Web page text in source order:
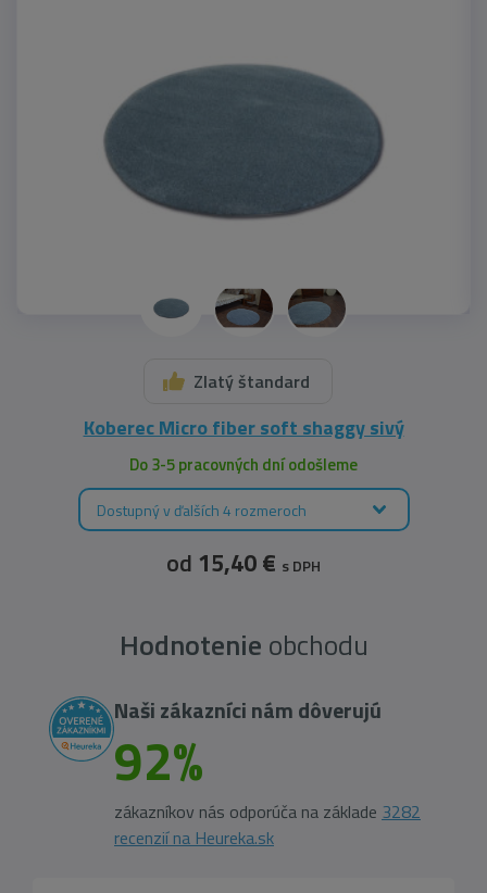
Zlatý štandard
Koberec Micro fiber soft shaggy sivý
Do 3-5 pracovných dní odošleme
Dostupný v ďalších 4 rozmeroch
od 15,40 € s DPH
Hodnotenie obchodu
Naši zákazníci nám dôverujú
92%
zákazníkov nás odporúča na základe 3282
recenzií na Heureka.sk